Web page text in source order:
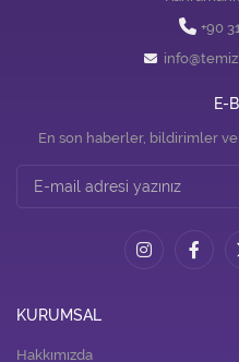
+90
E-
En son haberler, bildirimler
KURUMSAL
Hakkımızda